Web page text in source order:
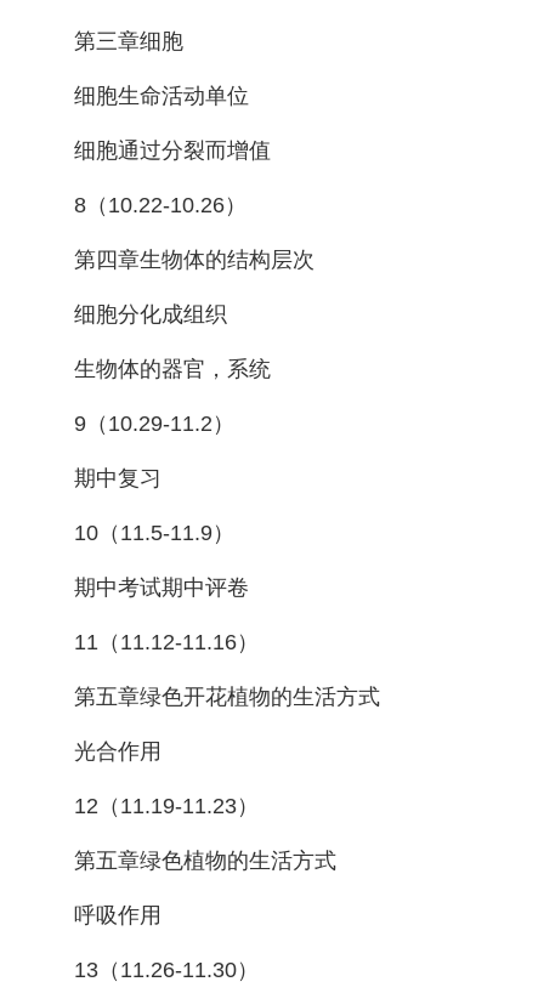
第三章细胞
细胞生命活动单位
细胞通过分裂而增值
8（10.22-10.26）
第四章生物体的结构层次
细胞分化成组织
生物体的器官，系统
9（10.29-11.2）
期中复习
10（11.5-11.9）
期中考试期中评卷
11（11.12-11.16）
第五章绿色开花植物的生活方式
光合作用
12（11.19-11.23）
第五章绿色植物的生活方式
呼吸作用
13（11.26-11.30）